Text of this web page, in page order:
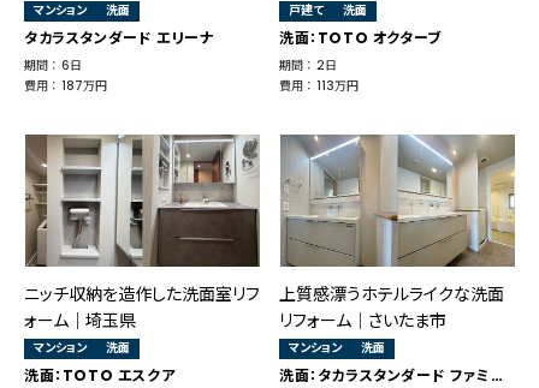
マンション 洗面
タカラスタンダード エリーナ
期間 ： 6日
費用 ： 187万円
戸建て 洗面
洗面：TOTO オクターブ
期間 ： 2日
費用 ： 113万円
ニッチ収納を造作した洗面室リフ
ォーム｜埼玉県
マンション 洗面
洗面：TOTO エスクア
上質感漂うホテルライクな洗面
リフォーム｜さいたま市
マンション 洗面
洗面：タカラスタンダード ファミーユ